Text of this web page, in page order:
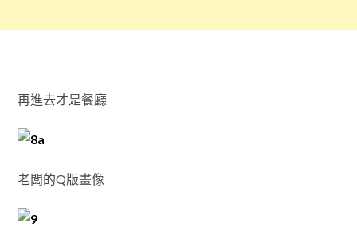
再進去才是餐廳
老闆的Q版畫像